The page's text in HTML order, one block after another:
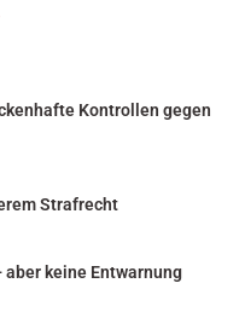
Kontrollen gegen
Strafrecht
keine Entwarnung